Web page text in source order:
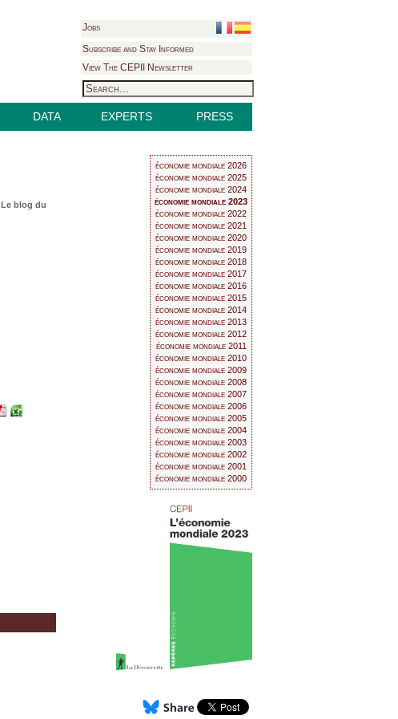
Jobs
Subscribe and Stay Informed
View The CEPII Newsletter
DATA EXPERTS PRESS
Le blog du
économie mondiale 2026
économie mondiale 2025
économie mondiale 2024
économie mondiale 2023
économie mondiale 2022
économie mondiale 2021
économie mondiale 2020
économie mondiale 2019
économie mondiale 2018
économie mondiale 2017
économie mondiale 2016
économie mondiale 2015
économie mondiale 2014
économie mondiale 2013
économie mondiale 2012
économie mondiale 2011
économie mondiale 2010
économie mondiale 2009
économie mondiale 2008
économie mondiale 2007
économie mondiale 2006
économie mondiale 2005
économie mondiale 2004
économie mondiale 2003
économie mondiale 2002
économie mondiale 2001
économie mondiale 2000